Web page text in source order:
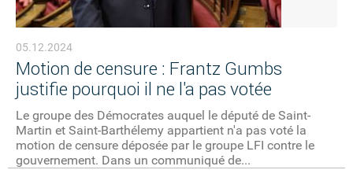
05.12.2024
Motion de censure : Frantz Gumbs
justifie pourquoi il ne l'a pas votée
Le groupe des Démocrates auquel le député de Saint-
Martin et Saint-Barthélemy appartient n'a pas voté la
motion de censure déposée par le groupe LFI contre le
gouvernement. Dans un communiqué de...